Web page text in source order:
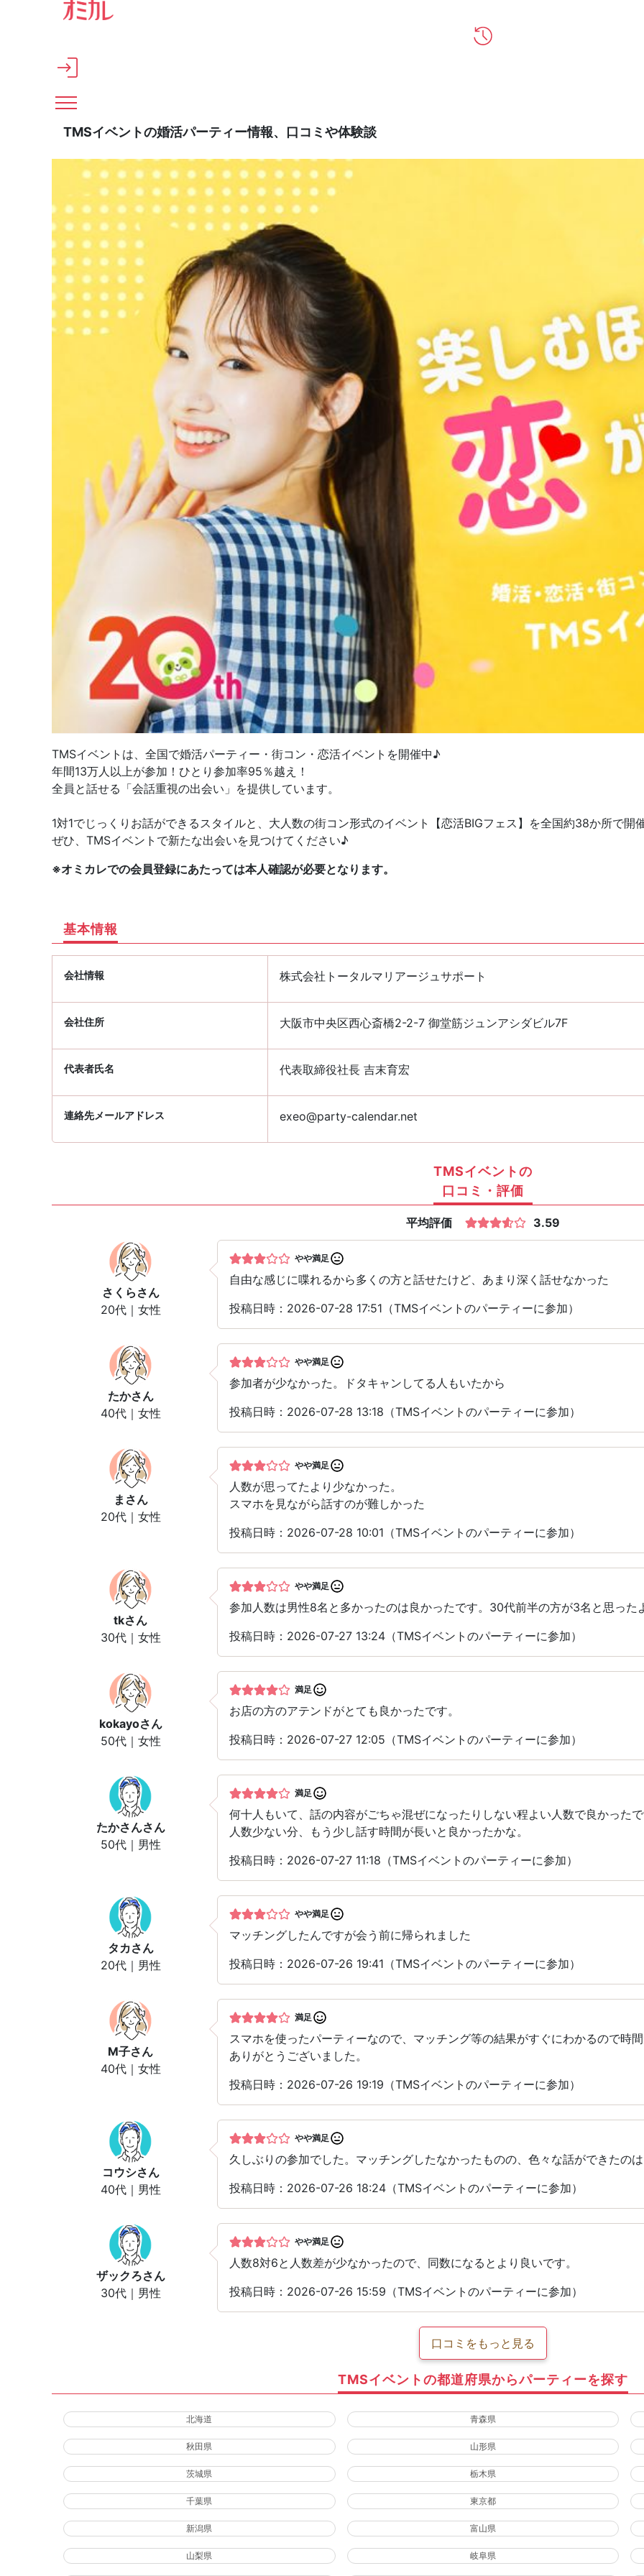
メインコンテンツへスキップ
TMSイベントの婚活パーティー情報、口コミや体験談
TMSイベントは、全国で婚活パーティー・街コン・恋活イベントを開催中♪
年間13万人以上が参加！ひとり参加率95％越え！
全員と話せる「会話重視の出会い」を提供しています。
1対1でじっくりお話ができるスタイルと、大人数の街コン形式のイベント【恋活BIGフェス】を全国約38か所で開
ぜひ、TMSイベントで新たな出会いを見つけてください♪
※オミカレでの会員登録にあたっては本人確認が必要となります。
基本情報
会社情報 株式会社トータルマリアージュサポート
会社住所 大阪市中央区西心斎橋2-2-7 御堂筋ジュンアシダビル7F
代表者氏名 代表取締役社長 吉末育宏
連絡先メールアドレス exeo@party-calendar.net
TMSイベントの
口コミ・評価
平均評価 3.59
さくら さん
20代｜女性
やや満足
自由な感じに喋れるから多くの方と話せたけど、あまり深く話せなかった
投稿日時：2026-07-28 17:51（TMSイベントのパーティーに参加）
たかさん
40代｜女性
やや満足
参加者が少なかった。ドタキャンしてる人もいたから
投稿日時：2026-07-28 13:18（TMSイベントのパーティーに参加）
ま さん
20代｜女性
やや満足
人数が思ってたより少なかった。
スマホを見ながら話すのが難しかった
投稿日時：2026-07-28 10:01（TMSイベントのパーティーに参加）
tkさん
30代｜女性
やや満足
参加人数は男性8名と多かったのは良かったです。30代前半の方が3名と思った
投稿日時：2026-07-27 13:24（TMSイベントのパーティーに参加）
kokayoさん
50代｜女性
満足
お店の方のアテンドがとても良かったです。
投稿日時：2026-07-27 12:05（TMSイベントのパーティーに参加）
たかさんさん
50代｜男性
満足
何十人もいて、話の内容がごちゃ混ぜになったりしない程よい人数で良かった
人数少ない分、もう少し話す時間が長いと良かったかな。
投稿日時：2026-07-27 11:18（TMSイベントのパーティーに参加）
タカ さん
20代｜男性
やや満足
マッチングしたんですが会う前に帰られました
投稿日時：2026-07-26 19:41（TMSイベントのパーティーに参加）
M子さん
40代｜女性
満足
スマホを使ったパーティーなので、マッチング等の結果がすぐにわかるので
ありがとうございました。
投稿日時：2026-07-26 19:19（TMSイベントのパーティーに参加）
コウシさん
40代｜男性
やや満足
久しぶりの参加でした。マッチングしたなかったものの、色々な話ができたの
投稿日時：2026-07-26 18:24（TMSイベントのパーティーに参加）
ザックろさん
30代｜男性
やや満足
人数8対6と人数差が少なかったので、同数になるとより良いです。
投稿日時：2026-07-26 15:59（TMSイベントのパーティーに参加）
口コミをもっと見る
TMSイベントの都道府県からパーティーを探す
北海道 青森県
秋田県 山形県
茨城県 栃木県
千葉県 東京都
新潟県 富山県
山梨県 岐阜県